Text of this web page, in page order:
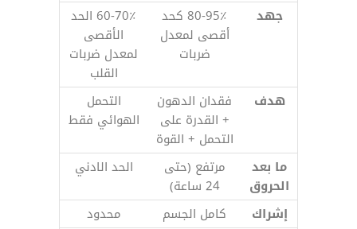
جهد
80-95٪ كحد
أقصى لمعدل
ضربات
60-70٪ الحد
الأقصى
لمعدل ضربات
القلب
هدف
فقدان الدهون
+ القدرة على
التحمل + القوة
التحمل
الهوائي فقط
ما بعد
الحروق
مرتفع (حتى
24 ساعة)
الحد الادني
إشراك كامل الجسم
محدود